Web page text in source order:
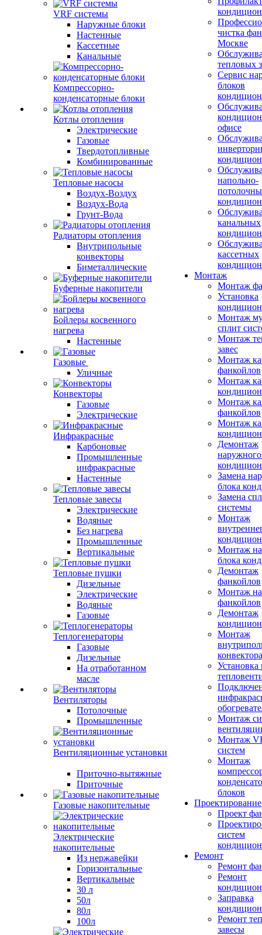
VRF системы
Наружные блоки
Настенные
Кассетные
Канальные
Компрессорно-
конденсаторные блоки
Котлы отопления
Электрические
Газовые
Твердотопливные
Комбинированные
Тепловые насосы
Воздух-Воздух
Воздух-Вода
Грунт-Вода
Радиаторы отопления
Внутрипольные
конвекторы
Биметаллические
Буферные накопители
Бойлеры косвенного
нагрева
Настенные
Газовые
Уличные
Конвекторы
Газовые
Электрические
Инфракрасные
Карбоновые
Промышленные
инфракрасные
Настенные
Тепловые завесы
Электрические
Водяные
Без нагрева
Промышленные
Вертикальные
Тепловые пушки
Дизельные
Электрические
Водяные
Газовые
Теплогенераторы
Газовые
Дизельные
На отработанном
масле
Вентиляторы
Потолочные
Промышленные
Вентиляционные установки
Приточно-вытяжные
Приточные
Газовые накопительные
Электрические
накопительные
Из нержавейки
Горизонтальные
Вертикальные
30 л
50л
80л
100л
чистка
Москве
тепловых
Сервис
блоков
офисе
напольно-
канальных
кассетных
Монтаж
Монтаж
Установка
Монтаж
сплит
Монтаж
завес
Монтаж
фанкойлов
Монтаж
Монтаж
фанкойлов
Монтаж
Демонтаж
Замена
блока
Замена
системы
Монтаж
Монтаж
блока
Демонтаж
фанкойлов
Монтаж
фанкойлов
Демонтаж
Монтаж
конвектора
Установка
Монтаж
Монтаж
систем
Монтаж
блоков
Проектирование
Проект
систем
Ремонт
Ремонт
Ремонт
Заправка
Ремонт
завесы